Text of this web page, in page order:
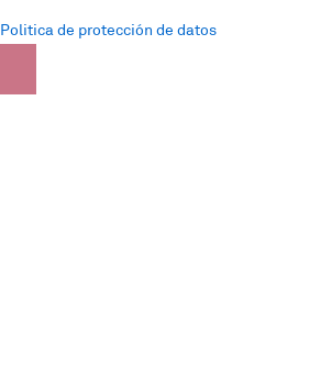
Politica de protección de datos